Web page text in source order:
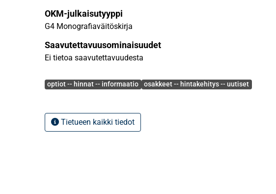
OKM-julkaisutyyppi
G4 Monografiaväitöskirja
Saavutettavuusominaisuudet
Ei tietoa saavutettavuudesta
Avainsanat
optiot -- hinnat -- informaatio osakkeet -- hintakehitys -- uutiset
Tietueen kaikki tiedot